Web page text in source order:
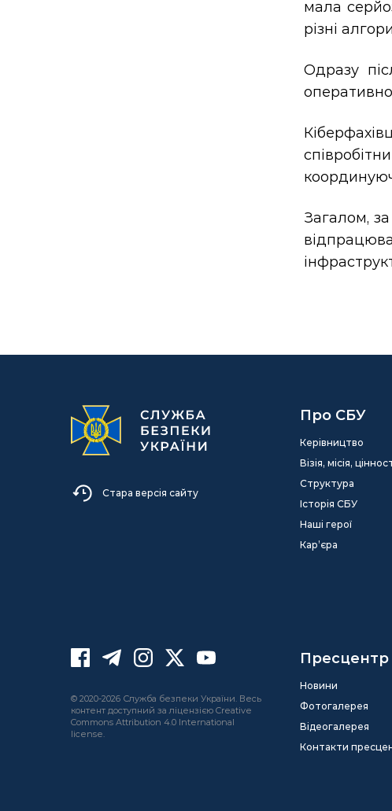
мала
різні
Одразу
Загалом,
Стара версія сайту
Про СБУ
Керівництво
Візія, місія,
Структура
Історія СБУ
Наші герої
Кар’єра
Пресцентр
Новини
Фотогалерея
Відеогалерея
Контакти
© 2020-2026 Служба безпеки України. Весь
контент доступний за ліцензією Creative
Commons Attribution 4.0 International
license.